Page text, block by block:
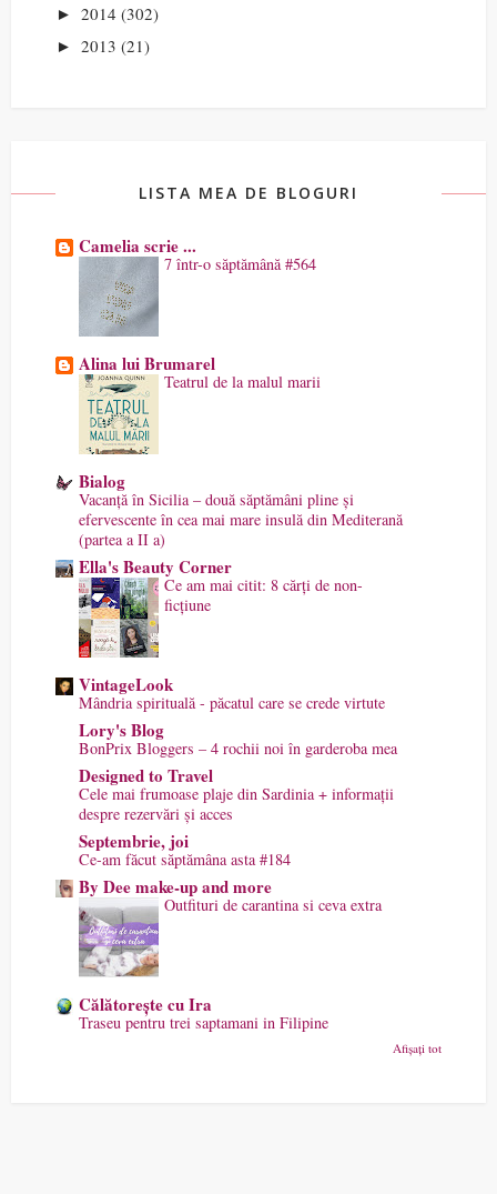
► 2014 (302)
► 2013 (21)
LISTA MEA DE BLOGURI
Camelia scrie ...
7 într-o săptămână #564
Alina lui Brumarel
Teatrul de la malul marii
Bialog
Vacanță în Sicilia – două săptămâni pline și
efervescente în cea mai mare insulă din Mediterană
(partea a II a)
Ella's Beauty Corner
Ce am mai citit: 8 cărți de non-
ficțiune
VintageLook
Mândria spirituală - păcatul care se crede virtute
Lory's Blog
BonPrix Bloggers – 4 rochii noi în garderoba mea
Designed to Travel
Cele mai frumoase plaje din Sardinia + informații
despre rezervări și acces
Septembrie, joi
Ce-am făcut săptămâna asta #184
By Dee make-up and more
Outfituri de carantina si ceva extra
Călătorește cu Ira
Traseu pentru trei saptamani in Filipine
Afișați tot